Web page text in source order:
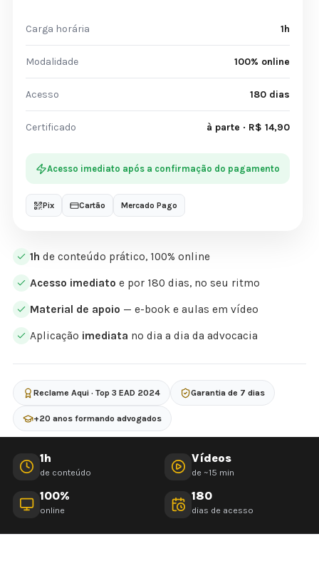
1h de conteúdo prático, 100% online
Acesso imediato e por 180 dias, no seu ritmo
Material de apoio — e-book e aulas em vídeo
Aplicação imediata no dia a dia da advocacia
Reclame Aqui · Top 3 EAD 2024 Garantia de 7 dias
+20 anos formando advogados
Carga horária 1h
Modalidade 100% online
Acesso 180 dias
Certificado à parte · R$ 14,90
Acesso imediato após a confirmação do pagamento
Pix Cartão Mercado Pago
1h
de conteúdo
Vídeos
de ~15 min
100%
online
180
dias de acesso